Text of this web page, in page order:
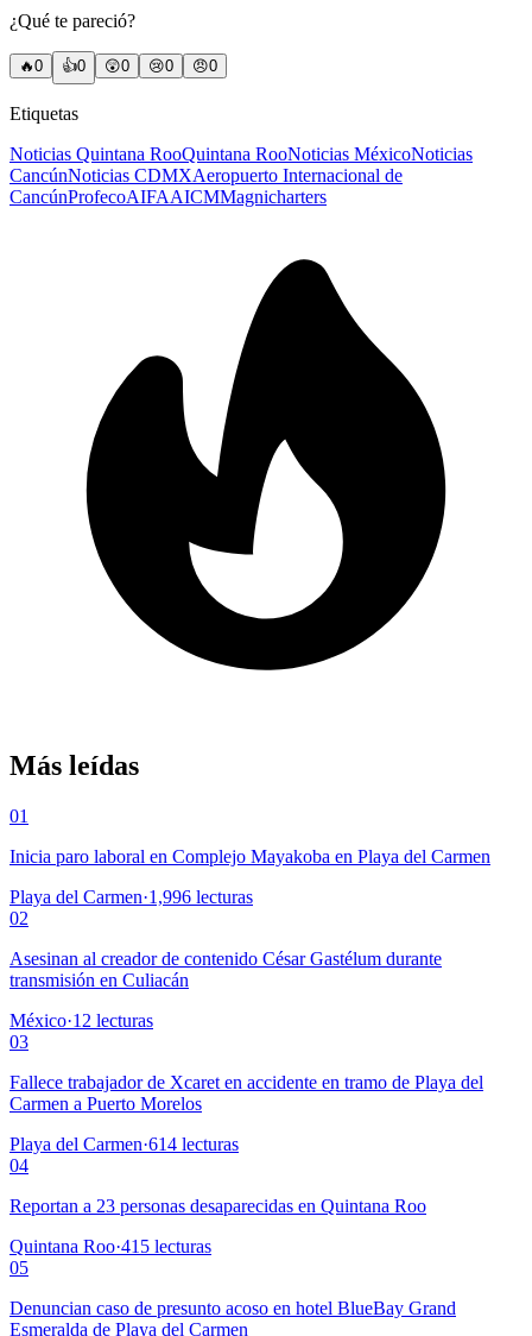
¿Qué te pareció?
🔥0 👍0 😲0 😢0 😠0
Etiquetas
Noticias Quintana RooQuintana RooNoticias MéxicoNoticias
CancúnNoticias CDMXAeropuerto Internacional de
CancúnProfecoAIFAAICMMagnicharters
Más leídas
01
Inicia paro laboral en Complejo Mayakoba en Playa del Carmen
Playa del Carmen·1,996 lecturas
02
Asesinan al creador de contenido César Gastélum durante
transmisión en Culiacán
México·12 lecturas
03
Fallece trabajador de Xcaret en accidente en tramo de Playa del
Carmen a Puerto Morelos
Playa del Carmen·614 lecturas
04
Reportan a 23 personas desaparecidas en Quintana Roo
Quintana Roo·415 lecturas
05
Denuncian caso de presunto acoso en hotel BlueBay Grand
Esmeralda de Playa del Carmen